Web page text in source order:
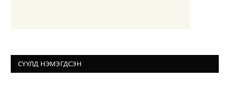
СҮҮЛД НЭМЭГДСЭН